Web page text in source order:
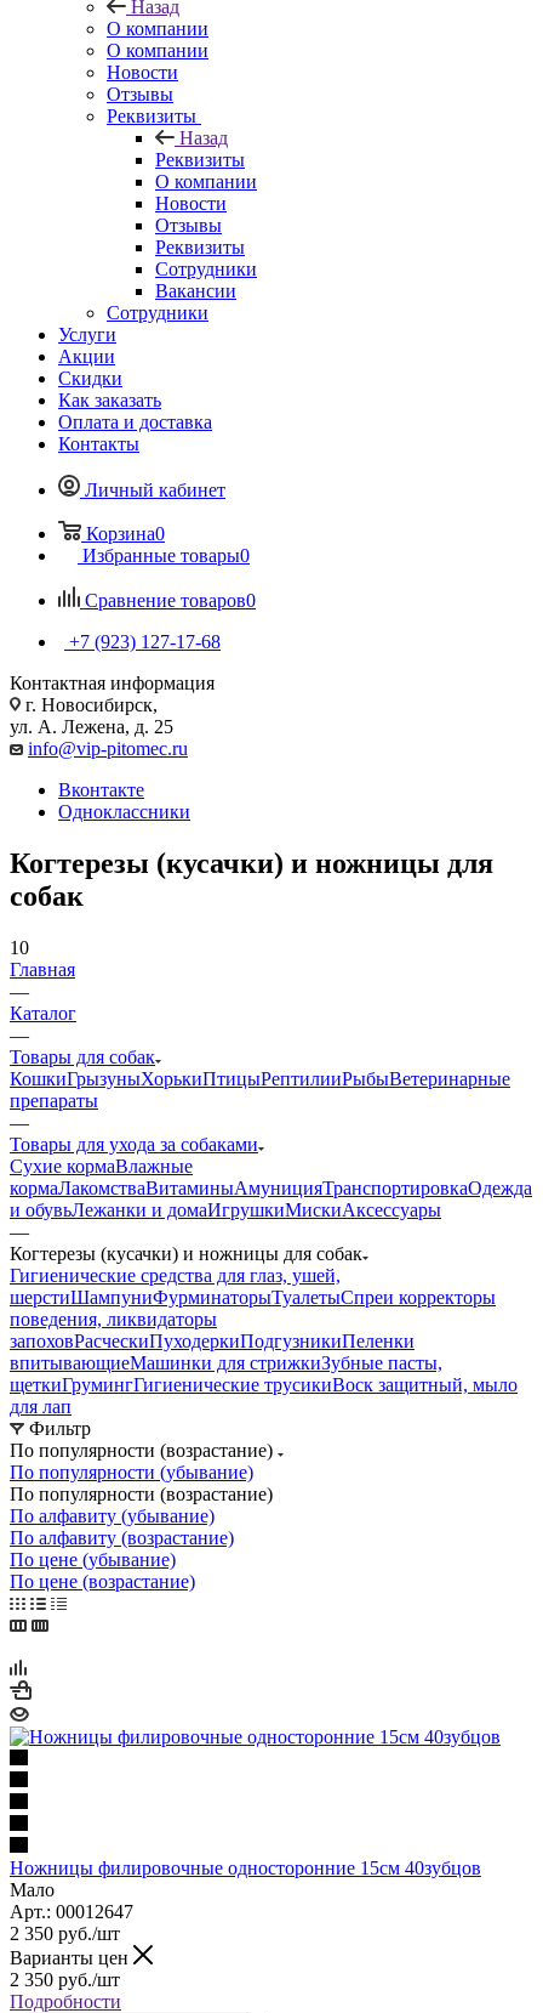
Назад
О компании
О компании
Новости
Отзывы
Реквизиты
Назад
Реквизиты
О компании
Новости
Отзывы
Реквизиты
Сотрудники
Вакансии
Сотрудники
Услуги
Акции
Скидки
Как заказать
Оплата и доставка
Контакты
Личный кабинет
Корзина0
Избранные товары0
Сравнение товаров0
+7 (923) 127-17-68
Контактная информация
г. Новосибирск,
ул. А. Лежена, д. 25
info@vip-pitomec.ru
Вконтакте
Одноклассники
Когтерезы (кусачки) и ножницы для
собак
10
Главная
—
Каталог
—
Товары для собак
КошкиГрызуныХорькиПтицыРептилииРыбыВетеринарные
препараты
—
Товары для ухода за собаками
Сухие кормаВлажные
кормаЛакомстваВитаминыАмуницияТранспортировкаОдежда
и обувьЛежанки и домаИгрушкиМискиАксессуары
—
Когтерезы (кусачки) и ножницы для собак
Гигиенические средства для глаз, ушей,
шерстиШампуниФурминаторыТуалетыСпреи корректоры
поведения, ликвидаторы
запоховРасческиПуходеркиПодгузникиПеленки
впитывающиеМашинки для стрижкиЗубные пасты,
щеткиГрумингГигиенические трусикиВоск защитный, мыло
для лап
Фильтр
По популярности (возрастание)
По популярности (убывание)
По популярности (возрастание)
По алфавиту (убывание)
По алфавиту (возрастание)
По цене (убывание)
По цене (возрастание)
Ножницы филировочные односторонние 15см 40зубцов
Мало
Арт.: 00012647
2 350 руб./шт
Варианты цен
2 350 руб./шт
Подробности